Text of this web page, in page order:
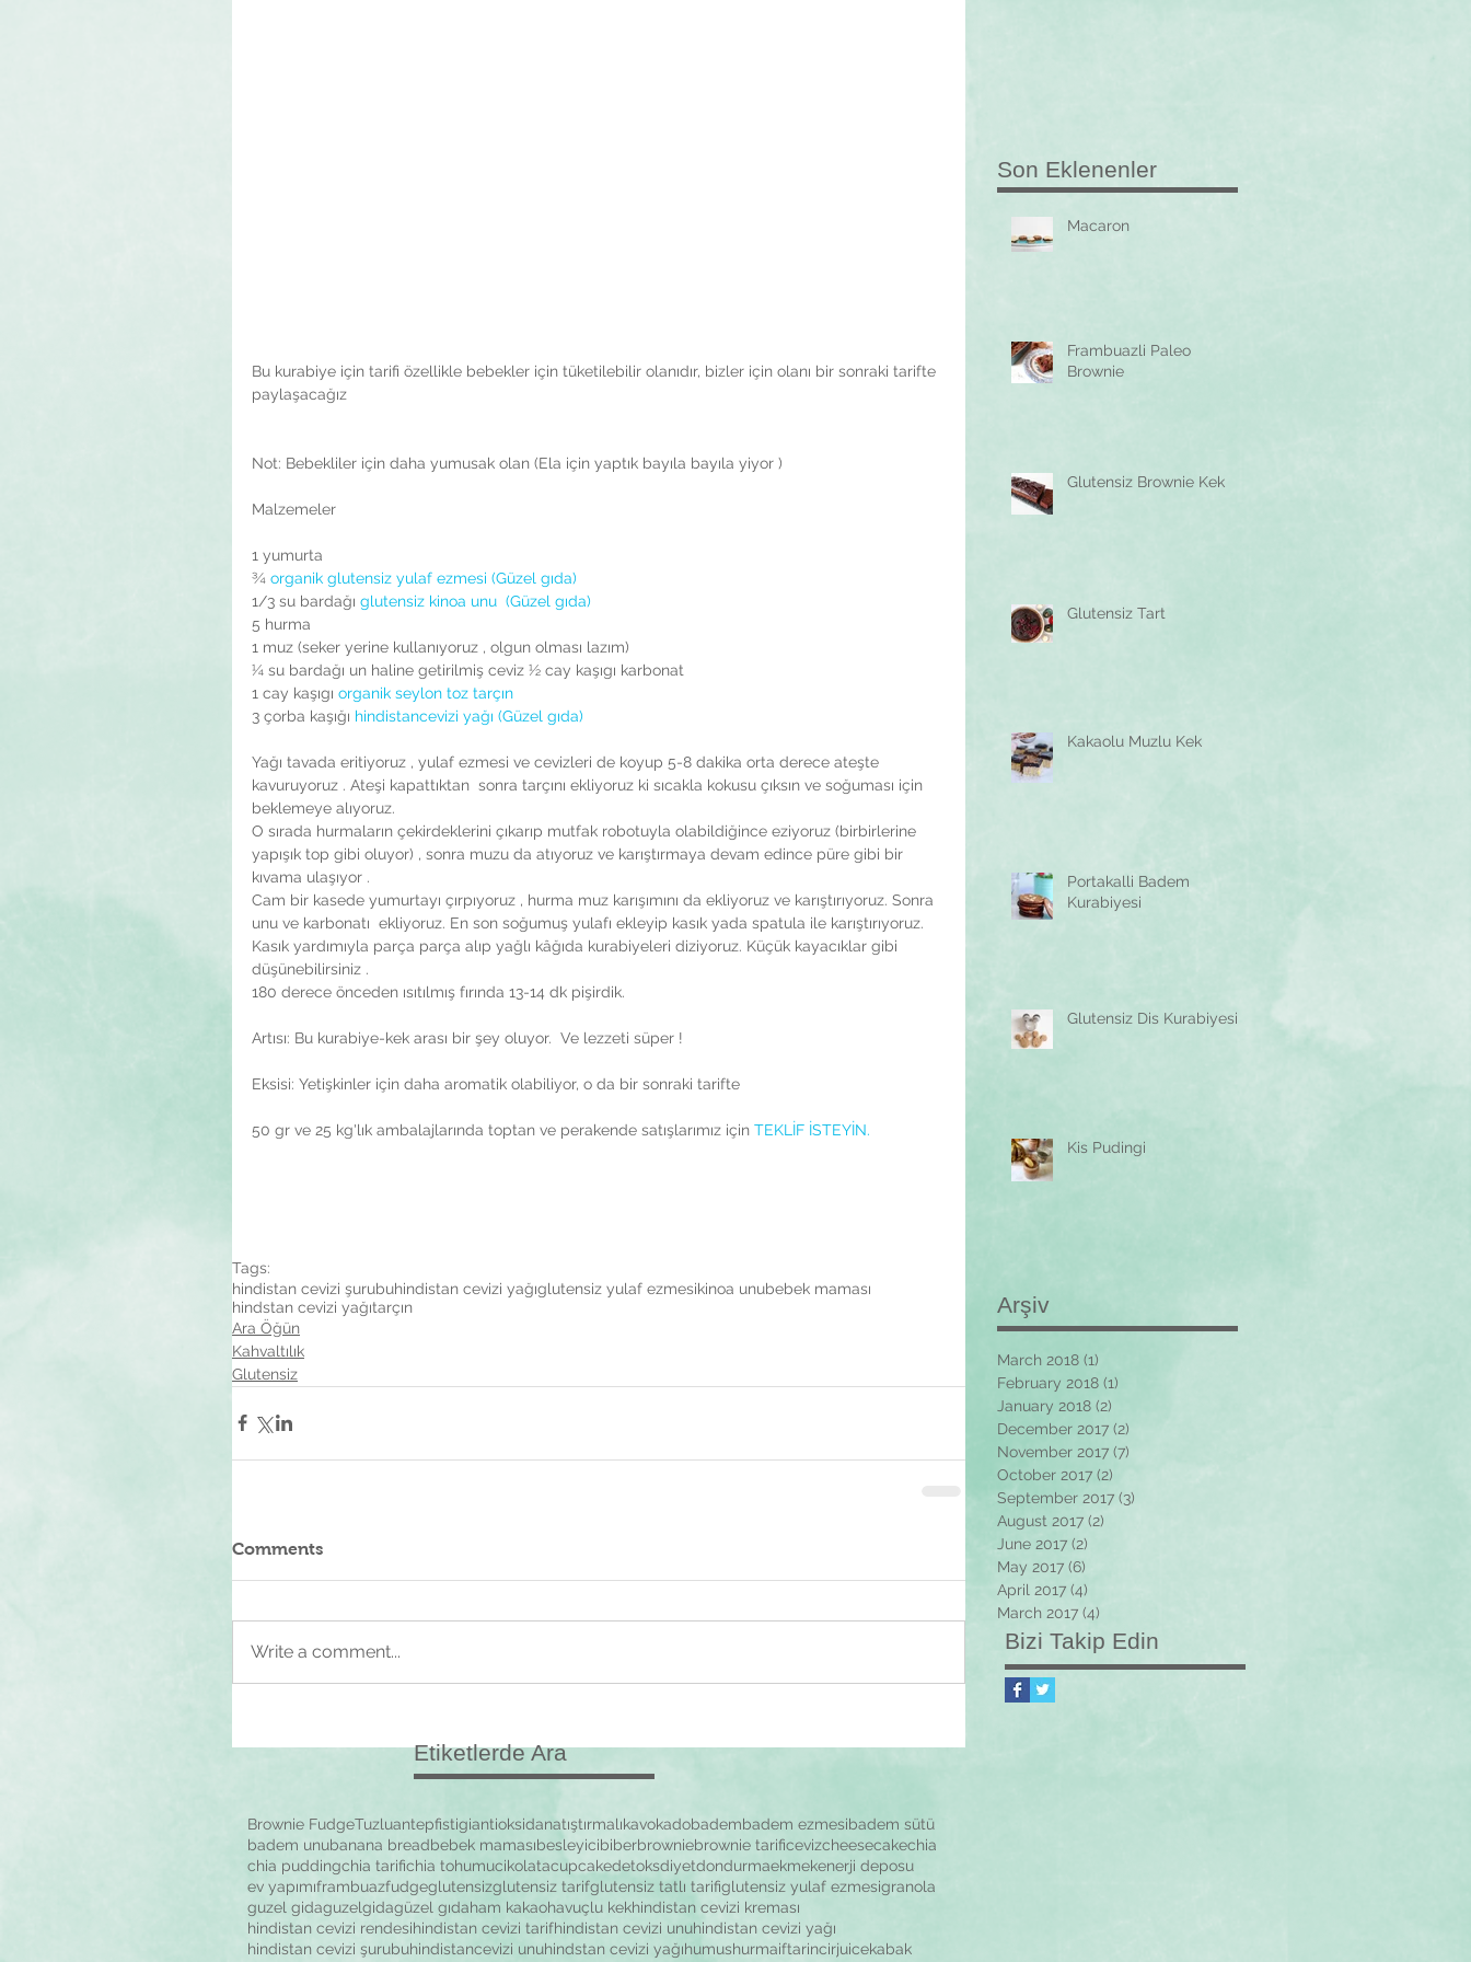
Bu kurabiye için tarifi özellikle bebekler için tüketilebilir olanıdır, bizler için olanı bir sonraki tarifte
paylaşacağız
Not: Bebekliler için daha yumusak olan (Ela için yaptık bayıla bayıla yiyor )
Malzemeler
1 yumurta
¾ organik glutensiz yulaf ezmesi (Güzel gıda)
1/3 su bardağı glutensiz kinoa unu  (Güzel gıda)
5 hurma
1 muz (seker yerine kullanıyoruz , olgun olması lazım)
¼ su bardağı un haline getirilmiş ceviz ½ cay kaşıgı karbonat
1 cay kaşıgı organik seylon toz tarçın
3 çorba kaşığı hindistancevizi yağı (Güzel gıda)
Yağı tavada eritiyoruz , yulaf ezmesi ve cevizleri de koyup 5-8 dakika orta derece ateşte
kavuruyoruz . Ateşi kapattıktan  sonra tarçını ekliyoruz ki sıcakla kokusu çıksın ve soğuması için
beklemeye alıyoruz.
O sırada hurmaların çekirdeklerini çıkarıp mutfak robotuyla olabildiğince eziyoruz (birbirlerine
yapışık top gibi oluyor) , sonra muzu da atıyoruz ve karıştırmaya devam edince püre gibi bir
kıvama ulaşıyor .
Cam bir kasede yumurtayı çırpıyoruz , hurma muz karışımını da ekliyoruz ve karıştırıyoruz. Sonra
unu ve karbonatı  ekliyoruz. En son soğumuş yulafı ekleyip kasık yada spatula ile karıştırıyoruz.
Kasık yardımıyla parça parça alıp yağlı kâğıda kurabiyeleri diziyoruz. Küçük kayacıklar gibi
düşünebilirsiniz .
180 derece önceden ısıtılmış fırında 13-14 dk pişirdik.
Artısı: Bu kurabiye-kek arası bir şey oluyor.  Ve lezzeti süper !
Eksisi: Yetişkinler için daha aromatik olabiliyor, o da bir sonraki tarifte
50 gr ve 25 kg'lık ambalajlarında toptan ve perakende satışlarımız için TEKLİF İSTEYİN.
Tags:
hindistan cevizi şurubuhindistan cevizi yağıglutensiz yulaf ezmesikinoa unubebek maması
hindstan cevizi yağıtarçın
Ara Öğün
Kahvaltılık
Glutensiz
Comments
Write a comment...
Etiketlerde Ara
Son Eklenenler
Macaron
Frambuazli Paleo
Brownie
Glutensiz Brownie Kek
Glutensiz Tart
Kakaolu Muzlu Kek
Portakalli Badem
Kurabiyesi
Glutensiz Dis Kurabiyesi
Kis Pudingi
Arşiv
March 2018 (1)
February 2018 (1)
January 2018 (2)
December 2017 (2)
November 2017 (7)
October 2017 (2)
September 2017 (3)
August 2017 (2)
June 2017 (2)
May 2017 (6)
April 2017 (4)
March 2017 (4)
Bizi Takip Edin
Brownie FudgeTuzluantepfistigiantioksidanatıştırmalıkavokadobadembadem ezmesibadem sütü
badem unubanana breadbebek mamasıbesleyicibiberbrowniebrownie tarificevizcheesecakechia
chia puddingchia tarifichia tohumucikolatacupcakedetoksdiyetdondurmaekmekenerji deposu
ev yapımıframbuazfudgeglutensizglutensiz tarifglutensiz tatlı tarifiglutensiz yulaf ezmesigranola
guzel gidaguzelgidagüzel gıdaham kakaohavuçlu kekhindistan cevizi kreması
hindistan cevizi rendesihindistan cevizi tarifhindistan cevizi unuhindistan cevizi yağı
hindistan cevizi şurubuhindistancevizi unuhindstan cevizi yağıhumushurmaiftarincirjuicekabak